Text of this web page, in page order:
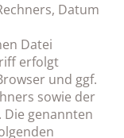
Datum
Datei
erfolgt
und ggf.
sowie der
Die genannten